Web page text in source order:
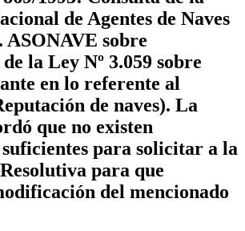
de Agentes de Naves
ASONAVE sobre
la Ley Nº 3.059 sobre
en lo referente al
de naves). La
que no existen
suficientes para solicitar a la
para que
del mencionado